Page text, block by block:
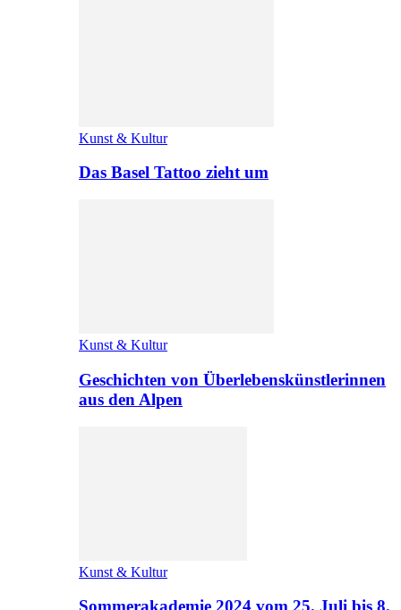
Kunst & Kultur
Das Basel Tattoo zieht um
Kunst & Kultur
Geschichten von Überlebenskünstlerinnen
aus den Alpen
Kunst & Kultur